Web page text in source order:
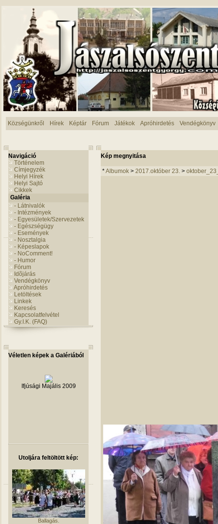
Községünkről Hírek Képtár Fórum Játékok Apróhirdetés Vendégkönyv
Navigáció
Történelem
Címjegyzék
Helyi Hírek
Helyi Sajtó
Cikkek
Galéria
- Látnivalók
- Intézmények
- Egyesületek/Szervezetek
- Egészségügy
- Események
- Nosztalgia
- Képeslapok
- NoComment!
- Humor
Fórum
Idõjárás
Vendégkönyv
Apróhirdetés
Letöltések
Linkek
Keresés
Kapcsolatfelvétel
Gy.I.K. (FAQ)
Véletlen képek a Galériából
Ifjúsági Majális 2009
Utoljára feltöltött kép:
Ballagás.
Kép megnyitása
*Albumok > 2017.október 23. >